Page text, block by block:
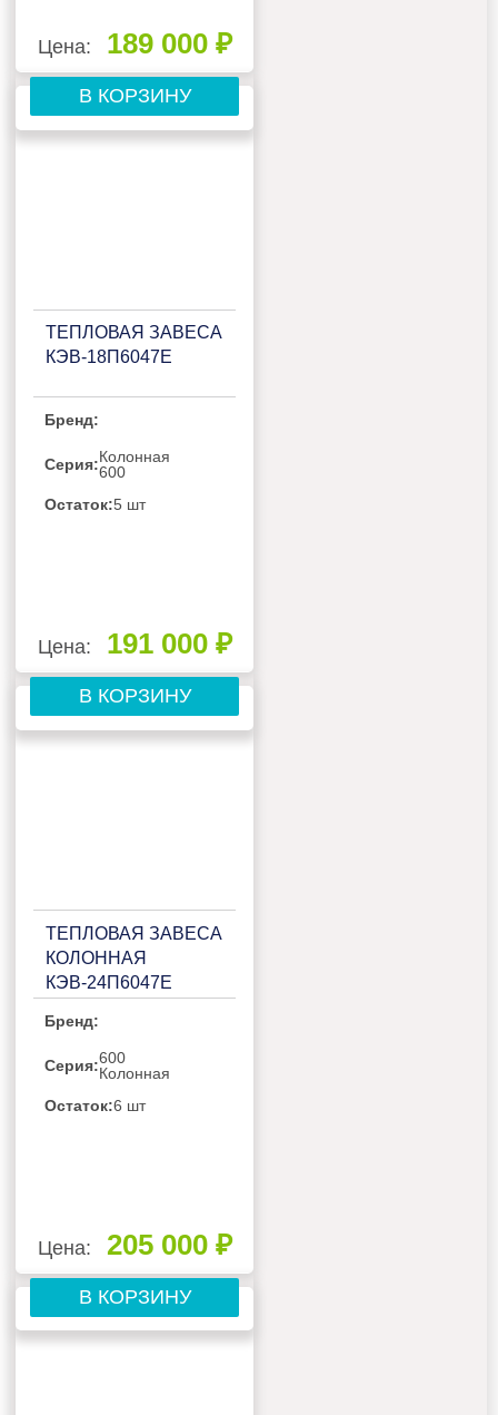
Цена: 189 000 ₽
В КОРЗИНУ
ТЕПЛОВАЯ ЗАВЕСА
КЭВ-18П6047Е
Бренд:
Серия:Колонная
600
Остаток:5 шт
Цена: 191 000 ₽
В КОРЗИНУ
ТЕПЛОВАЯ ЗАВЕСА
КОЛОННАЯ
КЭВ-24П6047Е
Бренд:
Серия:600
Колонная
Остаток:6 шт
Цена: 205 000 ₽
В КОРЗИНУ